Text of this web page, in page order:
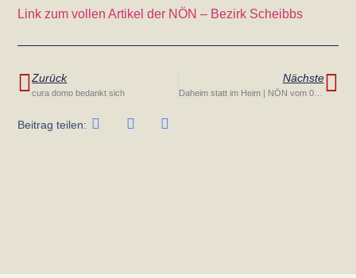
Link zum vollen Artikel der NÖN – Bezirk Scheibbs
Zurück
cura domo bedankt sich
Nächste
Daheim statt im Heim | NÖN vom 05.02.2019
Beitrag teilen: